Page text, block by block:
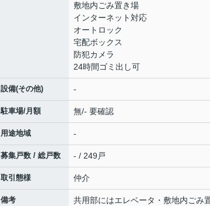
敷地内ごみ置き場
インターネット対応
オートロック
宅配ボックス
防犯カメラ
24時間ゴミ出し可
設備(その他) -
駐車場/月額 無/- 要確認
用途地域 -
募集戸数 / 総戸数 - / 249戸
取引態様 仲介
備考
共用部にはエレベータ・敷地内ごみ